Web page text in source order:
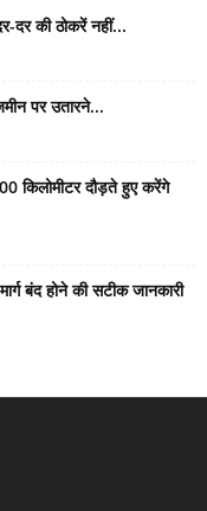
दर की ठोकरें नहीं...
पर उतारने...
किलोमीटर दौड़ते हुए करेंगे
बंद होने की सटीक जानकारी